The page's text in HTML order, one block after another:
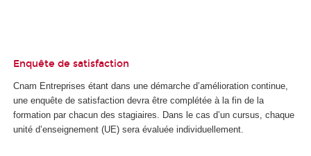
Enquête de satisfaction
Cnam Entreprises étant dans une démarche d’amélioration continue,
une enquête de satisfaction devra être complétée à la fin de la
formation par chacun des stagiaires. Dans le cas d’un cursus, chaque
unité d’enseignement (UE) sera évaluée individuellement.